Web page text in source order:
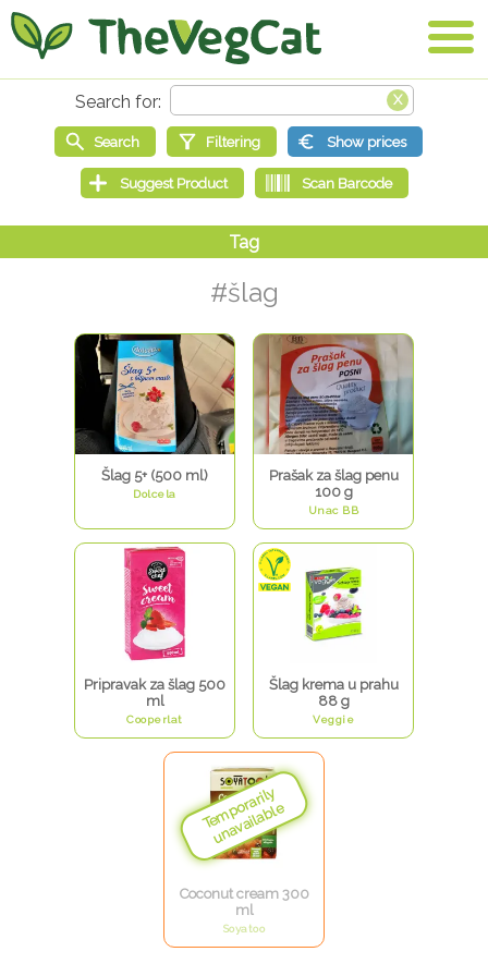
#šlag
Šlag 5+ (500 ml)
Dolcela
Prašak za šlag penu
100 g
Unac BB
Pripravak za šlag 500
ml
Cooperlat
Šlag krema u prahu
88 g
Veggie
Coconut cream 300
ml
Soyatoo